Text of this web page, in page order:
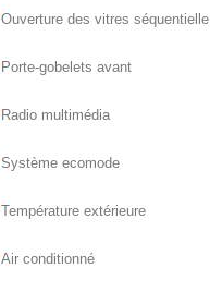
Ouverture des vitres séquentielle
Porte-gobelets avant
Radio multimédia
Système ecomode
Température extérieure
Air conditionné